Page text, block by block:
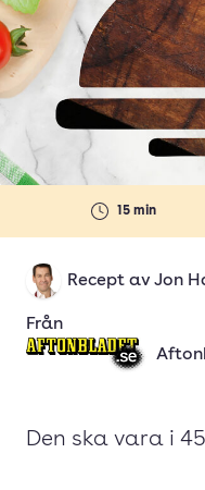
15 min
Recept av Jon
Från
Den ska vara i